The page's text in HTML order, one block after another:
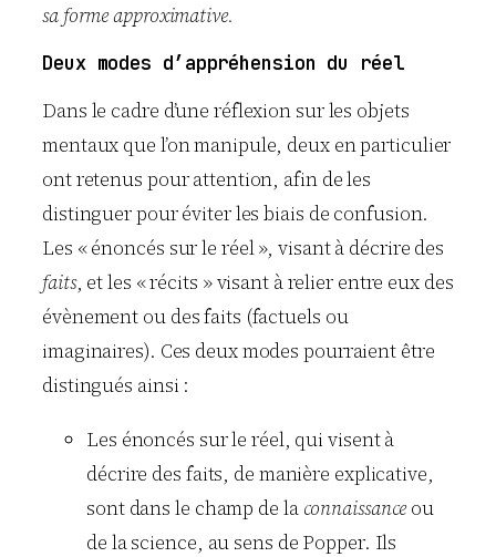
sa forme approximative.
Deux modes d’appréhension du réel
Dans le cadre d’une réflexion sur les objets
mentaux que l’on manipule, deux en particulier
ont retenus pour attention, afin de les
distinguer pour éviter les biais de confusion.
Les « énoncés sur le réel », visant à décrire des
faits, et les « récits » visant à relier entre eux des
évènement ou des faits (factuels ou
imaginaires). Ces deux modes pourraient être
distingués ainsi :
Les énoncés sur le réel, qui visent à
décrire des faits, de manière explicative,
sont dans le champ de la connaissanceou
de la science, au sens de Popper. Ils